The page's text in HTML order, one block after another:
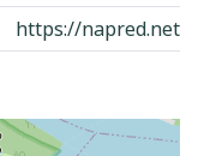
https://napred.net